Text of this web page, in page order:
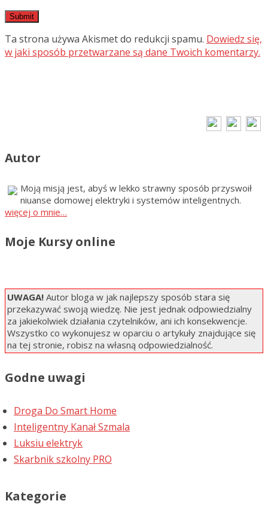
Ta strona używa Akismet do redukcji spamu. Dowiedz się,
w jaki sposób przetwarzane są dane Twoich komentarzy.
Autor
Moją misją jest, abyś w lekko strawny sposób przyswoił
niuanse domowej elektryki i systemów inteligentnych.
więcej o mnie…
Moje Kursy online
UWAGA! Autor bloga w jak najlepszy sposób stara się
przekazywać swoją wiedzę. Nie jest jednak odpowiedzialny
za jakiekolwiek działania czytelników, ani ich konsekwencje.
Wszystko co wykonujesz w oparciu o artykuły znajdujące się
na tej stronie, robisz na własną odpowiedzialność.
Godne uwagi
Droga Do Smart Home
Inteligentny Kanał Szmala
Luksiu elektryk
Skarbnik szkolny PRO
Kategorie